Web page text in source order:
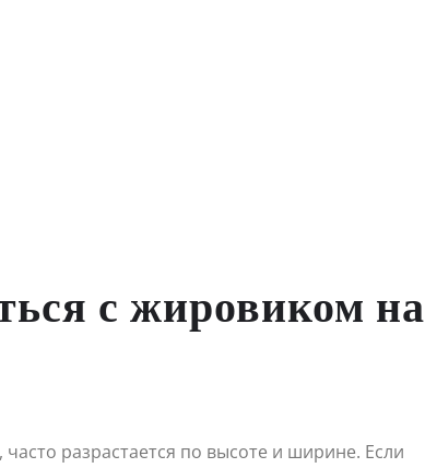
с жировиком на
разрастается по высоте и ширине. Если